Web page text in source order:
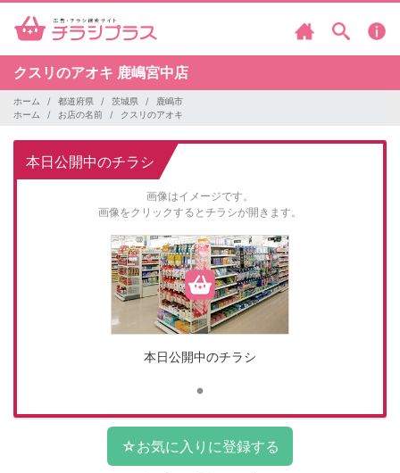
クスリのアオキ 鹿嶋宮中店
ホーム 都道府県 茨城県
鹿嶋市
ホーム
お店の名前 クスリのアオキ
本日公開中のチラシ
画像はイメージです。
画像をクリックするとチラシが開きます。
本日公開中のチラシ